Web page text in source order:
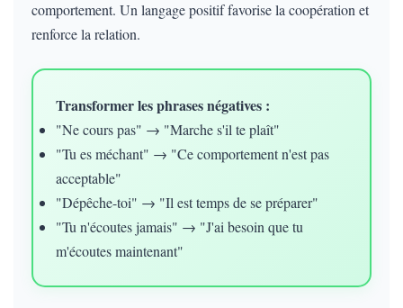
comportement. Un langage positif favorise la coopération et
renforce la relation.
Transformer les phrases négatives :
"Ne cours pas" → "Marche s'il te plaît"
"Tu es méchant" → "Ce comportement n'est pas
acceptable"
"Dépêche-toi" → "Il est temps de se préparer"
"Tu n'écoutes jamais" → "J'ai besoin que tu
m'écoutes maintenant"